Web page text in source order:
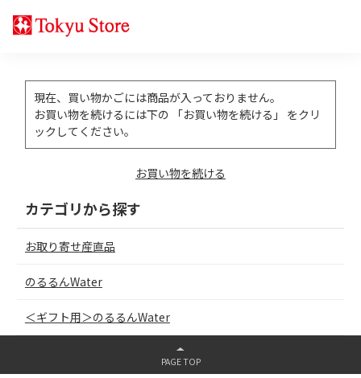
現在、買い物かごには商品が入っておりません。
お買い物を続けるには下の 「お買い物を続ける」 をクリ
ックしてください。
お買い物を続ける
カテゴリから探す
お取り寄せ産直品
のるるんWater
＜ギフト用＞のるるんWater